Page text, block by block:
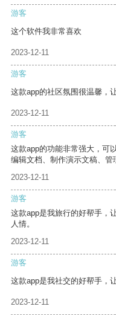
游客
这个软件我非常喜欢
2023-12-11
游客
这款app的社区氛围很温馨，
2023-12-11
游客
这款app的功能非常强大，可
编辑文档、制作演示文稿、管
2023-12-11
游客
这款app是我旅行的好帮手，
人情。
2023-12-11
游客
这款app是我社交的好帮手，
2023-12-11